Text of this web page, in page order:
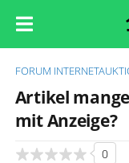
FORUM
Artikel
mit Anzeige?
0